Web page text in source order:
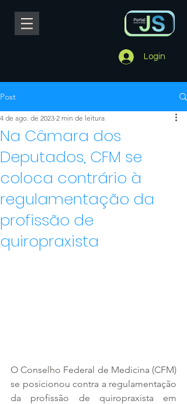
Login
Post
Na Câmara dos
Deputados, CFM se
coloca contrário à
regulamentação da
profissão de
quiropraxista
4 de ago. de 2023 2 min de leitura
O Conselho Federal de Medicina (CFM)
se posicionou contra a regulamentação
da profissão de quiropraxista em